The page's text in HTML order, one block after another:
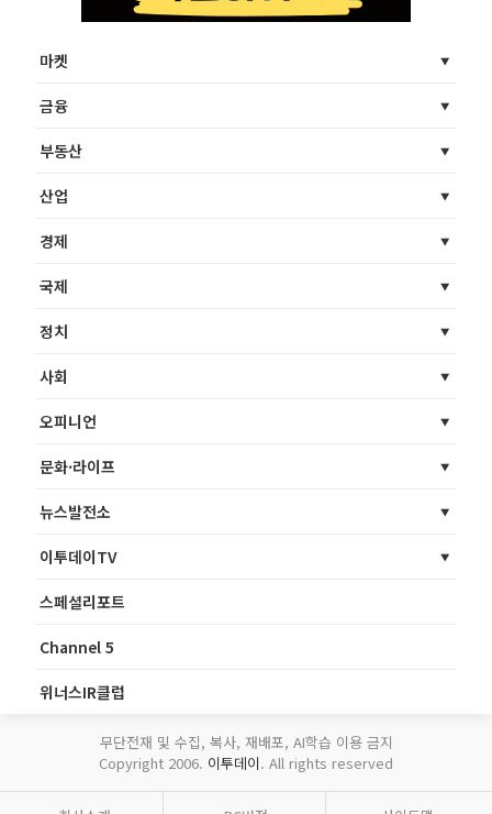
마켓
금융
부동산
산업
경제
국제
정치
사회
오피니언
문화·라이프
뉴스발전소
이투데이TV
스페셜리포트
Channel 5
위너스IR클럽
무단전재 및 수집, 복사, 재배포, AI학습 이용 금지
Copyright 2006. 이투데이. All rights reserved